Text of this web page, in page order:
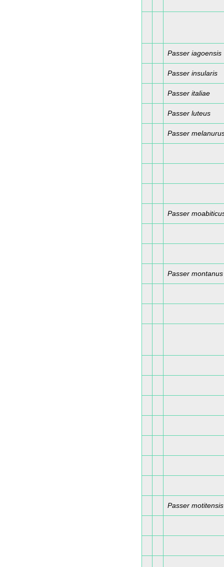
Passer iagoensis
Passer insularis
Passer italiae
Passer luteus
Passer
Passer
Passer montanus
Passer motitensis